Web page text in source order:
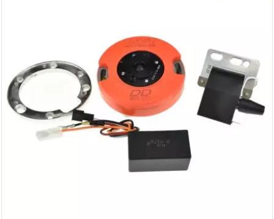
BRAIH
BRIDGESTONE
BRK